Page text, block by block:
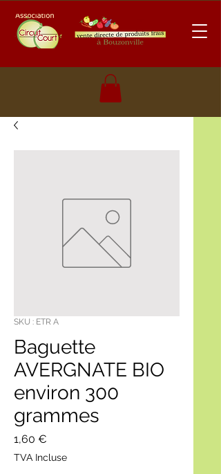
SKU : ETR A
Baguette
AVERGNATE BIO
environ 300
grammes
1,60 €
TVA Incluse